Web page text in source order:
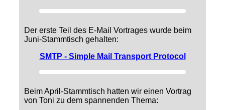
Der erste Teil des E-Mail Vortrages wurde beim
Juni-Stammtisch gehalten:
SMTP - Simple Mail Transport Protocol
Beim April-Stammtisch hatten wir einen Vortrag
von Toni zu dem spannenden Thema: